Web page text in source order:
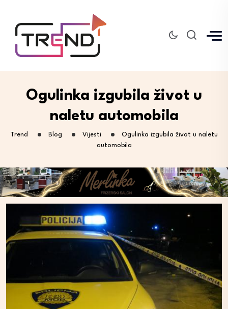
Ogulinka izgubila život u
naletu automobila
Trend Blog Vijesti
Ogulinka izgubila život u naletu
automobila